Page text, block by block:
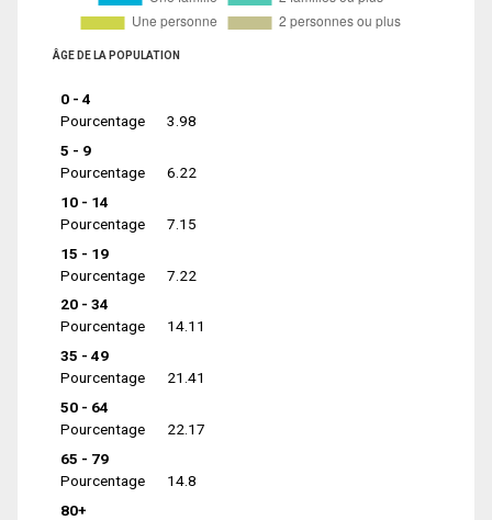
ÂGE DE LA POPULATION
0 - 4
Pourcentage
3.98
5 - 9
Pourcentage
6.22
10 - 14
Pourcentage
7.15
15 - 19
Pourcentage
7.22
20 - 34
Pourcentage
14.11
35 - 49
Pourcentage
21.41
50 - 64
Pourcentage
22.17
65 - 79
Pourcentage
14.8
80+